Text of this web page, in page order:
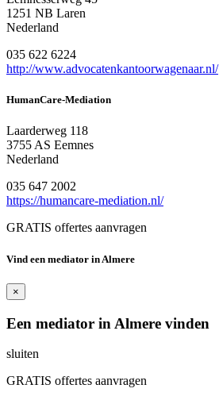
1251 NB Laren
Nederland
035 622 6224
http://www.advocatenkantoorwagenaar.nl/
HumanCare-Mediation
Laarderweg 118
3755 AS Eemnes
Nederland
035 647 2002
https://humancare-mediation.nl/
GRATIS offertes aanvragen
Vind een mediator in Almere
×
Een mediator in Almere vinden
sluiten
GRATIS offertes aanvragen